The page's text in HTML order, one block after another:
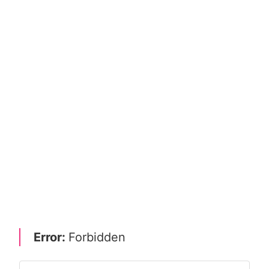
Error: Forbidden